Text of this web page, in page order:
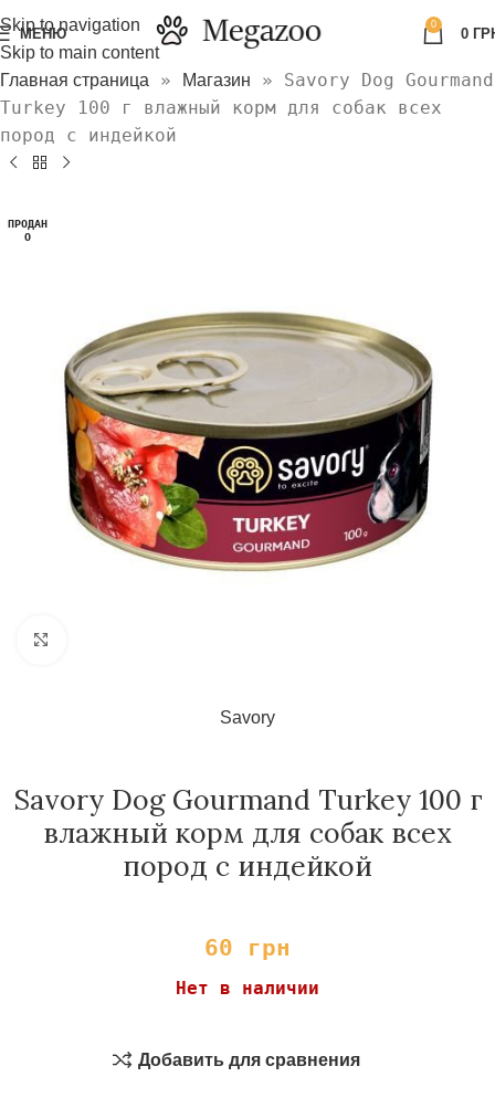
Skip to navigation
Skip to main content
МЕНЮ
0
0
Главная страница » Магазин » Savory Dog Gourmand
Turkey 100 г влажный корм для собак всех
пород с индейкой
ПРОДАН
О
Savory
Savory Dog Gourmand Turkey 100 г
влажный корм для собак всех
пород с индейкой
60 грн
Нет в наличии
Добавить для сравнения